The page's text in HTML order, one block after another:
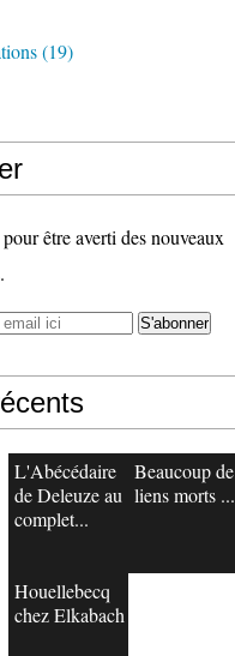
(19)
être averti des nouveaux
L'Abécédaire
de Deleuze au
complet...
Beaucoup de
liens morts ...
Houellebecq
chez Elkabach